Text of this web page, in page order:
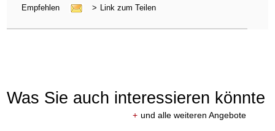
Empfehlen > Link zum Teilen
Was Sie auch interessieren könnte
+ und alle weiteren Angebote